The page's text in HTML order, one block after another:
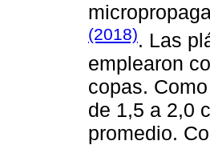
(2018). Las
emplearon
copas.
de 1,5 a 2,0
promedio.